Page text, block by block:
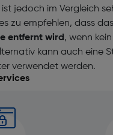
jedoch im Vergleich
zu empfehlen, dass das
entfernt wird , wenn
kann auch eine
verwendet werden.